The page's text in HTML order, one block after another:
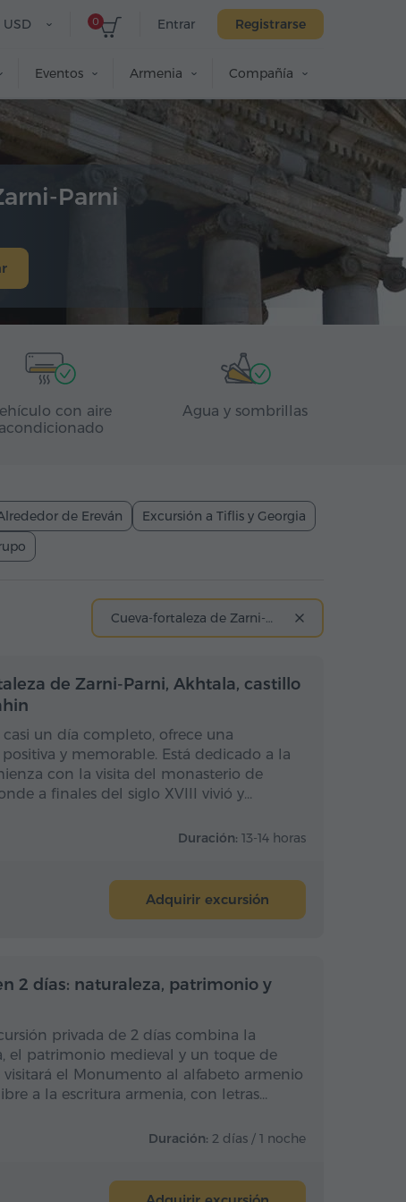
Entrar Registrarse
0
USD
Eventos Armenia Compañía
Parni
con aire
acondicionado
Agua y sombrillas
de Ereván
Excursión a Tiflis y Georgia
Cueva-fortaleza de Zarni-Parni
completo Día completo
de Zarni-Parni, Akhtala, castillo
un día completo, ofrece una
y memorable. Está dedicado a la
con la visita del monasterio de
a finales del siglo XVIII vivió y…
Duración: 13-14 horas
Adquirir excursión
Con pernoctación
2 días: naturaleza, patrimonio y
privada de 2 días combina la
el patrimonio medieval y un toque de
el Monumento al alfabeto armenio
a la escritura armenia, con letras…
Duración: 2 días / 1 noche